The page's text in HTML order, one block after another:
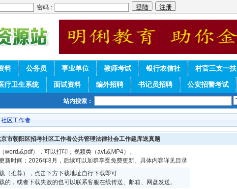
密码：
料 公务员 事业单位 教师考试 银行农信社 村官三支一扶
疗卫生系统 面试资料 编外招聘 书记员招聘 公安招警考试
站内搜索：
社区工作者
市朝阳区招考社区工作者公共管理法律社会工作题库送真题
word或pdf），可以打印；视频类（avi或MP4）。
新时间；2026年8月，后续可以加群享受免费更新。具体内容详见目录
（推荐），点击下方下载地址自行下载即可.
的，或者下载失败的也可以联系客服在线传送、邮箱、网盘发送。